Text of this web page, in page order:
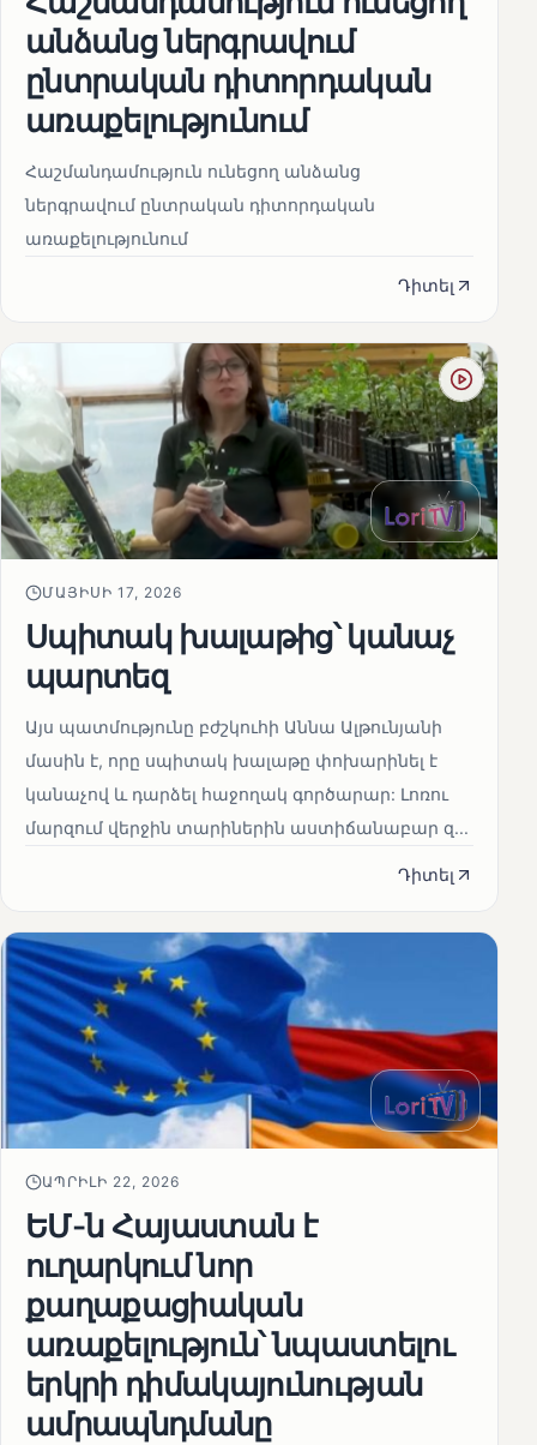
անձանց ներգրավում
ընտրական դիտորդական
առաքելությունում
Հաշմանդամություն ունեցող անձանց
ներգրավում ընտրական դիտորդական
առաքելությունում
Դիտել
ՄԱՅԻՍԻ 17, 2026
Սպիտակ խալաթից՝ կանաչ
պարտեզ
Այս պատմությունը բժշկուհի Աննա Ալթունյանի
մասին է, որը սպիտակ խալաթը փոխարինել է
կանաչով և դարձել հաջողակ գործարար: Լոռու
մարզում վերջին տարիներին աստիճանաբար զ...
Դիտել
ԱՊՐԻԼԻ 22, 2026
ԵՄ-ն Հայաստան է
ուղարկում նոր
քաղաքացիական
առաքելություն՝ նպաստելու
երկրի դիմակայունության
ամրապնդմանը